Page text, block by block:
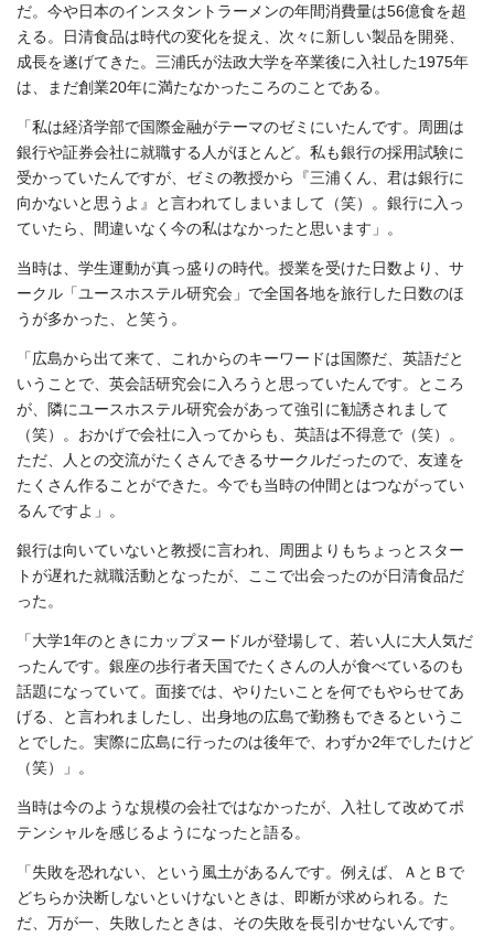
だ。今や日本のインスタントラーメンの年間消費量は56億食を超
える。日清食品は時代の変化を捉え、次々に新しい製品を開発、
成長を遂げてきた。三浦氏が法政大学を卒業後に入社した1975年
は、まだ創業20年に満たなかったころのことである。
「私は経済学部で国際金融がテーマのゼミにいたんです。周囲は
銀行や証券会社に就職する人がほとんど。私も銀行の採用試験に
受かっていたんですが、ゼミの教授から『三浦くん、君は銀行に
向かないと思うよ』と言われてしまいまして（笑）。銀行に入っ
ていたら、間違いなく今の私はなかったと思います」。
当時は、学生運動が真っ盛りの時代。授業を受けた日数より、サ
ークル「ユースホステル研究会」で全国各地を旅行した日数のほ
うが多かった、と笑う。
「広島から出て来て、これからのキーワードは国際だ、英語だと
いうことで、英会話研究会に入ろうと思っていたんです。ところ
が、隣にユースホステル研究会があって強引に勧誘されまして
（笑）。おかげで会社に入ってからも、英語は不得意で（笑）。
ただ、人との交流がたくさんできるサークルだったので、友達を
たくさん作ることができた。今でも当時の仲間とはつながってい
るんですよ」。
銀行は向いていないと教授に言われ、周囲よりもちょっとスター
トが遅れた就職活動となったが、ここで出会ったのが日清食品だ
った。
「大学1年のときにカップヌードルが登場して、若い人に大人気だ
ったんです。銀座の歩行者天国でたくさんの人が食べているのも
話題になっていて。面接では、やりたいことを何でもやらせてあ
げる、と言われましたし、出身地の広島で勤務もできるというこ
とでした。実際に広島に行ったのは後年で、わずか2年でしたけど
（笑）」。
当時は今のような規模の会社ではなかったが、入社して改めてポ
テンシャルを感じるようになったと語る。
「失敗を恐れない、という風土があるんです。例えば、ＡとＢで
どちらか決断しないといけないときは、即断が求められる。た
だ、万が一、失敗したときは、その失敗を長引かせないんです。